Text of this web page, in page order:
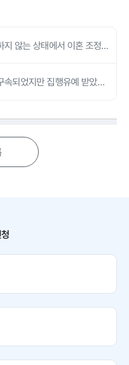
않는 상태에서 이혼 조정성
속되었지만 집행유예 받았습